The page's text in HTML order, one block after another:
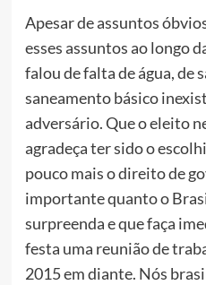
Apesar de assuntos
esses assuntos ao longo
falou de falta de água, de
saneamento básico
adversário. Que o eleito
agradeça ter sido o
pouco mais o direito de
importante quanto o
surpreenda e que faça
festa uma reunião de
2015 em diante. Nós